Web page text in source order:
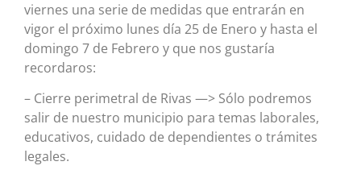
viernes una serie de medidas que entrarán en
vigor el próximo lunes día 25 de Enero y hasta el
domingo 7 de Febrero y que nos gustaría
recordaros:
– Cierre perimetral de Rivas —> Sólo podremos
salir de nuestro municipio para temas laborales,
educativos, cuidado de dependientes o trámites
legales.